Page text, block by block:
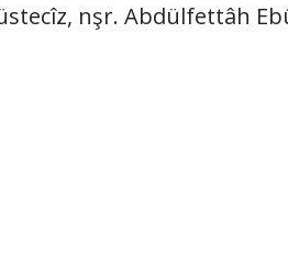
nşr. Abdülfettâh